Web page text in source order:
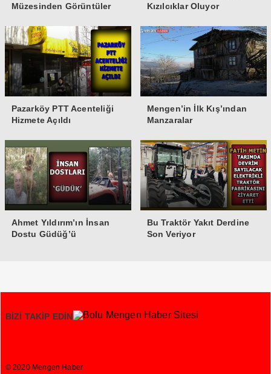
Müzesinden Görüntüler
Kızılcıklar Oluyor
Pazarköy PTT Acenteliği
Hizmete Açıldı
Mengen’in İlk Kış’ından
Manzaralar
Ahmet Yıldırım’ın İnsan
Dostu Güdüğ’ü
Bu Traktör Yakıt Derdine
Son Veriyor
BİZİ TAKİP EDİN
© 2020 Mengen Haber